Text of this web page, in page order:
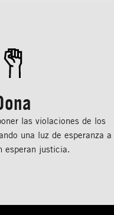
las violaciones de los
una luz de esperanza a
esperan justicia.